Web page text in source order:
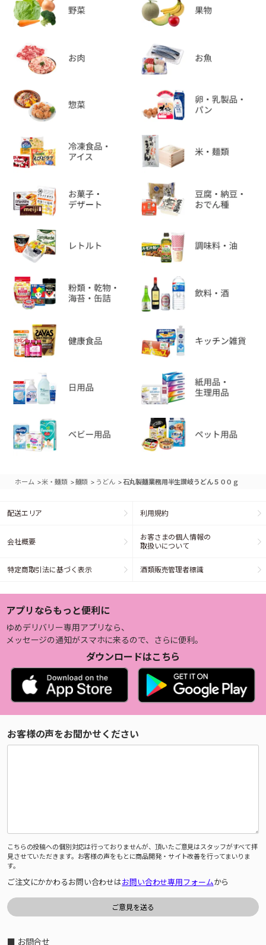
ホーム >米・麺類 >麺類 > うどん >石丸製麺業務用半生讃岐うどん５００ｇ
配送エリア 利用規約
会社概要
お客さまの個人情報の
取扱いについて
特定商取引法に基づく表示 酒類販売管理者標識
アプリならもっと便利に
ゆめデリバリー専用アプリなら、
メッセージの通知がスマホに来るので、さらに便利。
ダウンロードはこちら
お客様の声をお聞かせください
こちらの投稿への個別対応は行っておりませんが、頂いたご意見はスタッフがすべて拝
見させていただきます。お客様の声をもとに商品開発・サイト改善を行ってまいりま
す。
ご注文にかかわるお問い合わせはお問い合わせ専用フォームから
■ お問合せ